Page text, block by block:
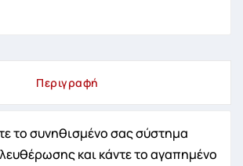
Περιγραφή
το συνηθισμένο σας σύστημα
και κάντε το αγαπημένο